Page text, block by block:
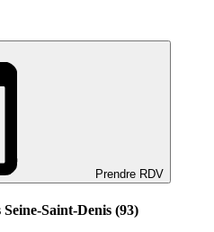
Prendre RDV
Saint-Denis (93)